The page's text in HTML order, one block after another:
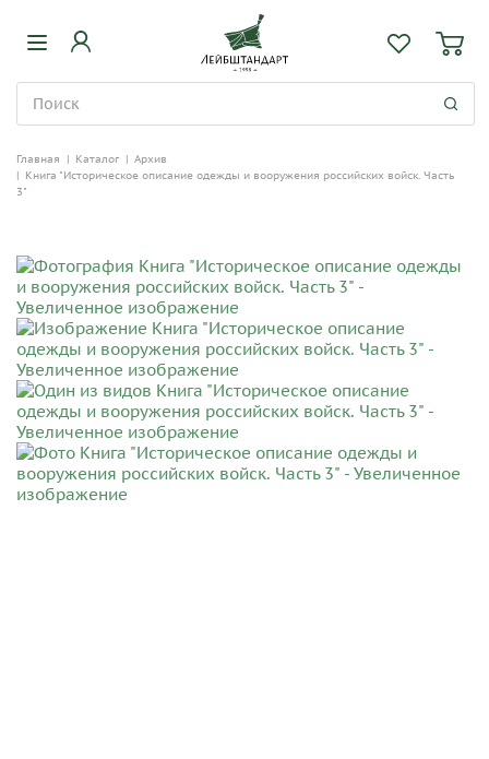
Главная | Каталог | Архив
| Книга "Историческое описание одежды и вооружения российских войск. Часть
3"